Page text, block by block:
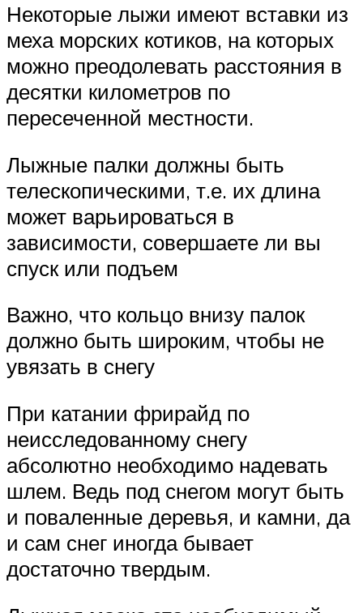
Некоторые лыжи имеют вставки из
меха морских котиков, на которых
можно преодолевать расстояния в
десятки километров по
пересеченной местности.
Лыжные палки должны быть
телескопическими, т.е. их длина
может варьироваться в
зависимости, совершаете ли вы
спуск или подъем
Важно, что кольцо внизу палок
должно быть широким, чтобы не
увязать в снегу
При катании фрирайд по
неисследованному снегу
абсолютно необходимо надевать
шлем. Ведь под снегом могут быть
и поваленные деревья, и камни, да
и сам снег иногда бывает
достаточно твердым.